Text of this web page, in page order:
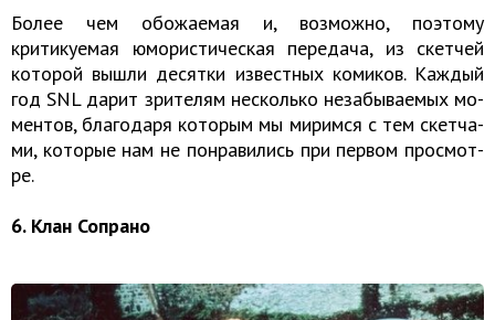
Более чем обо­жа­е­мая и, возможно, поэтому
критикуемая юмористическая передача, из скет­чей
ко­то­рой вышли де­сят­ки из­вест­ных ко­ми­ков. Каж­дый
год SNL дарит зри­те­лям несколь­ко неза­бы­ва­е­мых мо­
мен­тов, бла­го­да­ря ко­то­рым мы ми­рим­ся с тем скет­ча­
ми, ко­то­рые нам не по­нра­ви­лись при пер­вом про­смот­
ре.
6. Клан Сопрано